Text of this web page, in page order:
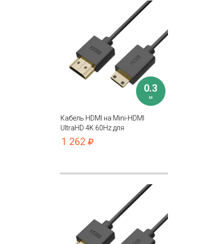
0.3
м
Кабель HDMI на Mini-HDMI
UltraHD 4K 60Hz для
подключения фотоаппарата,
видеокамеры, ТВ, проектора
1 262